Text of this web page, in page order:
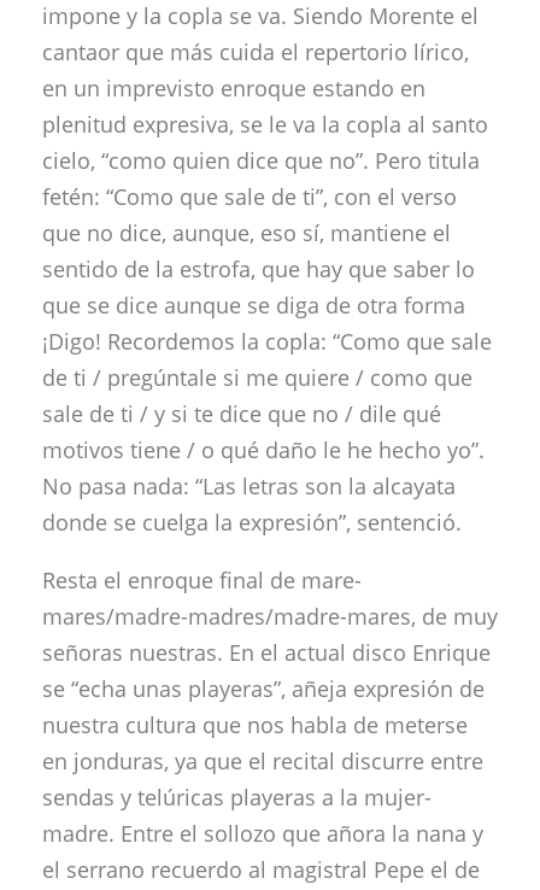
impone y la copla se va. Siendo Morente el
cantaor que más cuida el repertorio lírico,
en un imprevisto enroque estando en
plenitud expresiva, se le va la copla al santo
cielo, “como quien dice que no”. Pero titula
fetén: “Como que sale de ti”, con el verso
que no dice, aunque, eso sí, mantiene el
sentido de la estrofa, que hay que saber lo
que se dice aunque se diga de otra forma
¡Digo! Recordemos la copla: “Como que sale
de ti / pregúntale si me quiere / como que
sale de ti / y si te dice que no / dile qué
motivos tiene / o qué daño le he hecho yo”.
No pasa nada: “Las letras son la alcayata
donde se cuelga la expresión”, sentenció.
Resta el enroque final de mare-
mares/madre-madres/madre-mares, de muy
señoras nuestras. En el actual disco Enrique
se “echa unas playeras”, añeja expresión de
nuestra cultura que nos habla de meterse
en jonduras, ya que el recital discurre entre
sendas y telúricas playeras a la mujer-
madre. Entre el sollozo que añora la nana y
el serrano recuerdo al magistral Pepe el de